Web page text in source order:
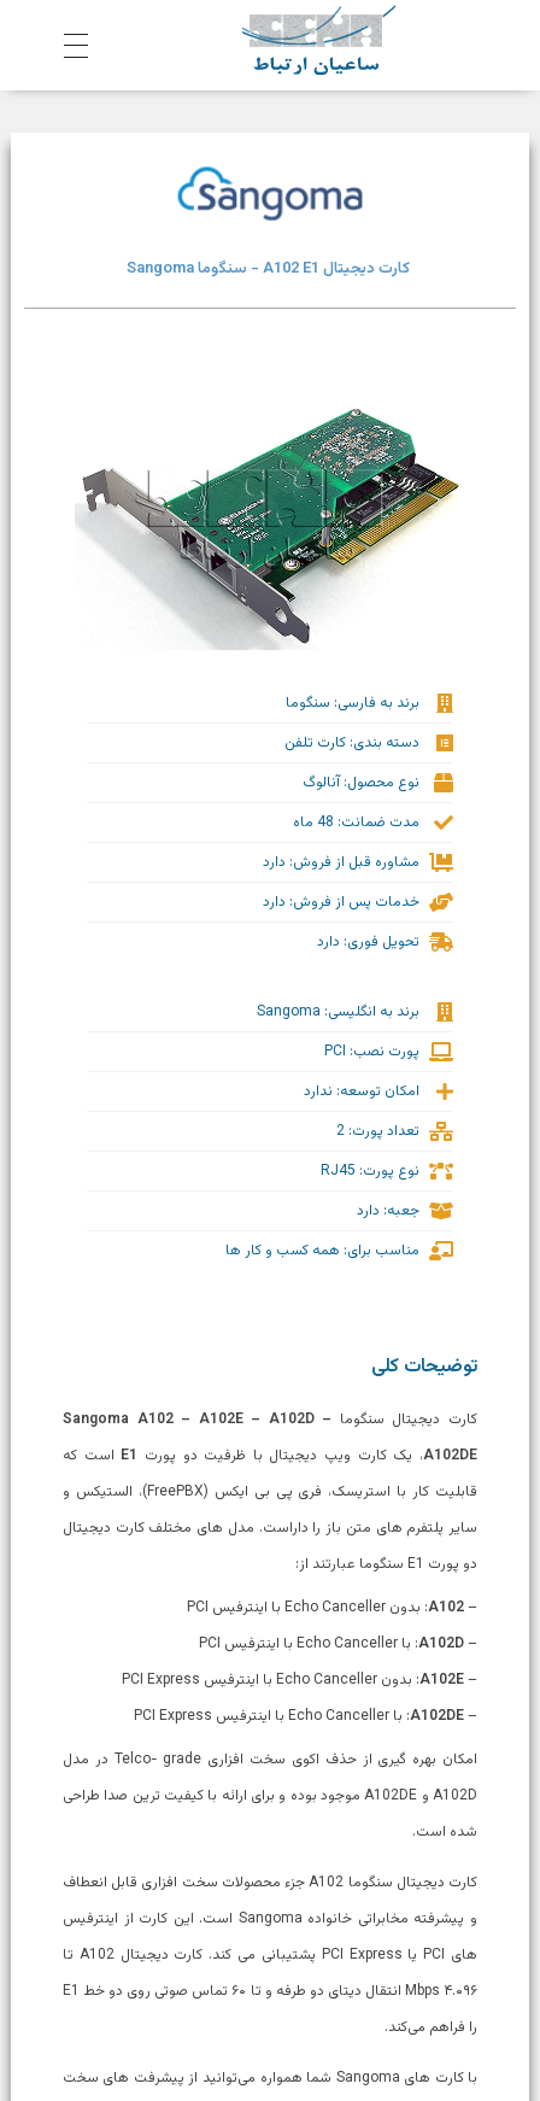
ش
رکت ساعیان ارتباط آینده پیشرو یکپارچگی و امنیت در ارتباط
کارت دیجیتال A102 E1 - سنگوما Sangoma
برند به فارسی: سنگوما
دسته بندی: کارت تلفن
نوع محصول: آنالوگ
مدت ضمانت: 48 ماه
مشاوره قبل از فروش: دارد
خدمات پس از فروش: دارد
تحویل فوری: دارد
برند به انگلیسی: Sangoma
پورت نصب: PCI
امکان توسعه: ندارد
تعداد پورت: 2
نوع پورت: RJ45
جعبه: دارد
مناسب برای: همه کسب و کار ها
توضیحات کلی
کارت دیجیتال سنگوما Sangoma A102 – A102E – A102D –
A102DE، یک کارت ویپ دیجیتال با ظرفیت دو پورت E1 است که
قابلیت کار با استریسک، فری پی بی ایکس (FreePBX)، الستیکس و
سایر پلتفرم های متن باز را داراست. مدل های مختلف کارت دیجیتال
دو پورت E1 سنگوما عبارتند از:
–
A102: بدون Echo Canceller با اینترفیس PCI
–
A102D: با Echo Canceller با اینترفیس PCI
–
A102E: بدون Echo Canceller با اینترفیس PCI Express
–
A102DE: با Echo Canceller با اینترفیس PCI Express
امکان بهره گیری از حذف اکوی سخت افزاری Telco- grade در مدل
A102D و A102DE موجود بوده و برای ارائه با کیفیت ترین صدا طراحی
شده است.
کارت دیجیتال سنگوما A102 جزء محصولات سخت افزاری قابل انعطاف
و پيشرفته مخابراتی خانواده Sangoma است. این کارت از اينترفيس
های PCI يا PCI Express پشتیبانی می کند. کارت دیجیتال A102 تا
۴.۰۹۶ Mbps انتقال ديتای دو طرفه و تا ۶۰ تماس صوتی روی دو خط E1
را فراهم می‌کند.
با کارت های Sangoma شما همواره می‌توانيد از پيشرفت های سخت